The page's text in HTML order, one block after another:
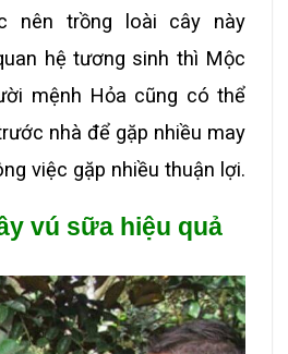
nên trồng loài cây này
hệ tương sinh thì Mộc
mệnh Hỏa cũng có thể
nhà để gặp nhiều may
việc gặp nhiều thuận lợi.
vú sữa hiệu quả